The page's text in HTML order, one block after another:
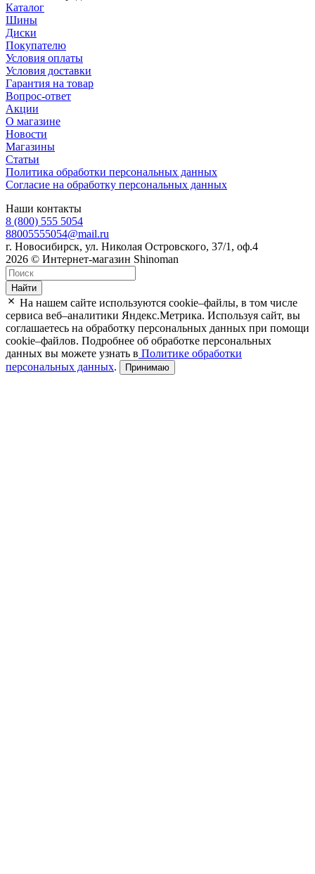
Каталог
Шины
Диски
Покупателю
Условия оплаты
Условия доставки
Гарантия на товар
Вопрос-ответ
Акции
О магазине
Новости
Магазины
Статьи
Политика обработки персональных данных
Согласие на обработку персональных данных
Наши контакты
8 (800) 555 5054
88005555054@mail.ru
г. Новосибирск, ул. Николая Островского, 37/1, оф.4
2026 © Интернет-магазин Shinoman
Найти
На нашем сайте используются cookie–файлы, в том числе
сервиса веб–аналитики Яндекс.Метрика. Используя сайт, вы
соглашаетесь на обработку персональных данных при помощи
cookie–файлов. Подробнее об обработке персональных
данных вы можете узнать в Политике обработки
персональных данных. Принимаю